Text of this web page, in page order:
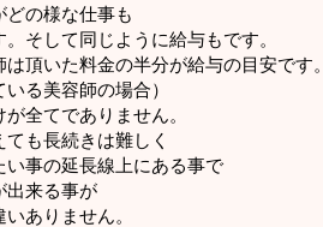
どの様な仕事も
そして同じように給与もです。
頂いた料金の半分が給与の目安です。
いる美容師の場合）
全てでありません。
ても長続きは難しく
い事の延長線上にある事で
出来る事が
ありません。